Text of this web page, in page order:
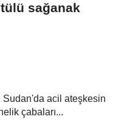
sağanak
Sudan'da acil ateşkesin
çabaları...